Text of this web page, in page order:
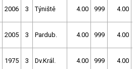
2006 3 Týniště 4.00 999 4.00
2005 3 Pardub. 4.00 999 4.00
1975 3 Dv.Král. 4.00 999 4.00